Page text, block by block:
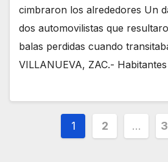
cimbraron los alrededores Un
dos automovilistas que
balas perdidas cuando
VILLANUEVA, ZAC.-
Paginación
1 2 …